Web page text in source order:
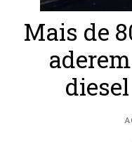
Mais de